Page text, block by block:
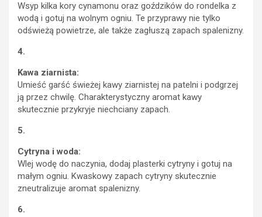
Wsyp kilka kory cynamonu oraz goździków do rondelka z
wodą i gotuj na wolnym ogniu. Te przyprawy nie tylko
odświeżą powietrze, ale także zagłuszą zapach spalenizny.
4.
Kawa ziarnista:
Umieść garść świeżej kawy ziarnistej na patelni i podgrzej
ją przez chwilę. Charakterystyczny aromat kawy
skutecznie przykryje niechciany zapach.
5.
Cytryna i woda:
Wlej wodę do naczynia, dodaj plasterki cytryny i gotuj na
małym ogniu. Kwaskowy zapach cytryny skutecznie
zneutralizuje aromat spalenizny.
6.